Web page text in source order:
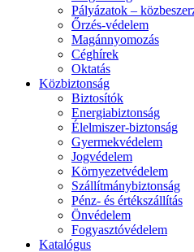
Pályázatok –
Őrzés-védelem
Magánnyomozás
Céghírek
Oktatás
Közbiztonság
Biztosítók
Energiabiztonság
Élelmiszer-biztonság
Gyermekvédelem
Jogvédelem
Környezetvédelem
Szállítmánybiztonság
Pénz- és értékszállítás
Önvédelem
Fogyasztóvédelem
Katalógus